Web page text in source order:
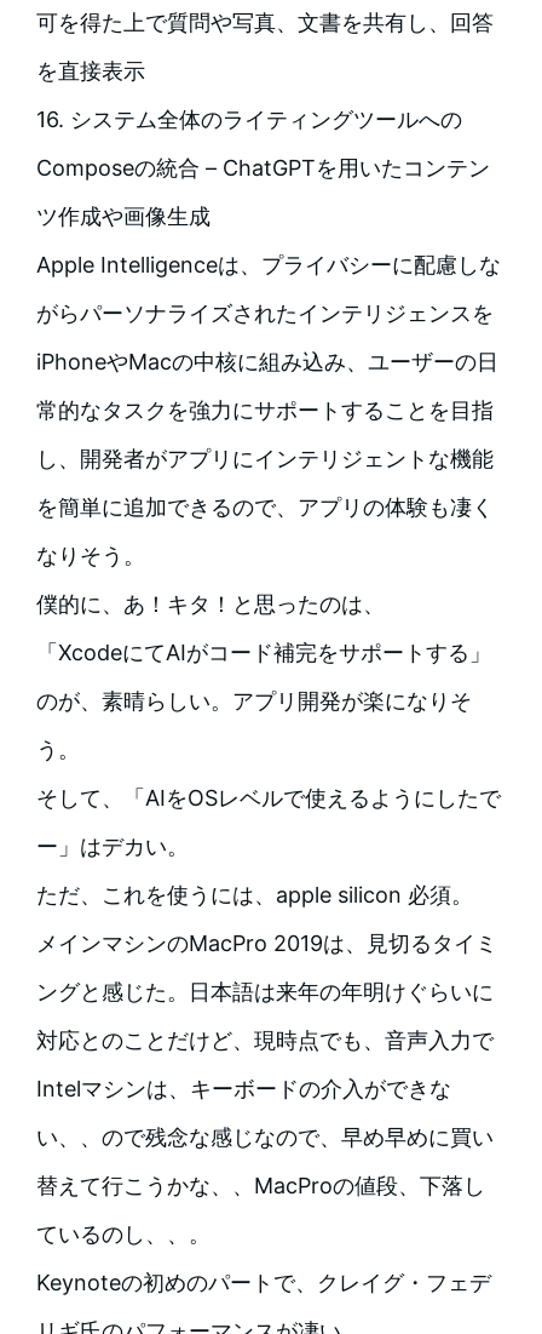
可を得た上で質問や写真、文書を共有し、回答
を直接表示
16. システム全体のライティングツールへの
Composeの統合 – ChatGPTを用いたコンテン
ツ作成や画像生成
Apple Intelligenceは、プライバシーに配慮しな
がらパーソナライズされたインテリジェンスを
iPhoneやMacの中核に組み込み、ユーザーの日
常的なタスクを強力にサポートすることを目指
し、開発者がアプリにインテリジェントな機能
を簡単に追加できるので、アプリの体験も凄く
なりそう。
僕的に、あ！キタ！と思ったのは、
「XcodeにてAIがコード補完をサポートする」
のが、素晴らしい。アプリ開発が楽になりそ
う。
そして、「AIをOSレベルで使えるようにしたで
ー」はデカい。
ただ、これを使うには、apple silicon 必須。
メインマシンのMacPro 2019は、見切るタイミ
ングと感じた。日本語は来年の年明けぐらいに
対応とのことだけど、現時点でも、音声入力で
Intelマシンは、キーボードの介入ができな
い、、ので残念な感じなので、早め早めに買い
替えて行こうかな、、MacProの値段、下落し
ているのし、、。
Keynoteの初めのパートで、クレイグ・フェデ